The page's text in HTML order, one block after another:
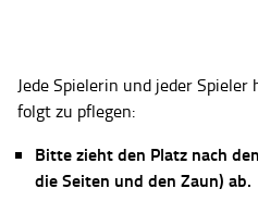
Jede Spielerin und jeder
folgt zu pflegen:
Bitte zieht den Platz nach
die Seiten und den Zaun) ab.